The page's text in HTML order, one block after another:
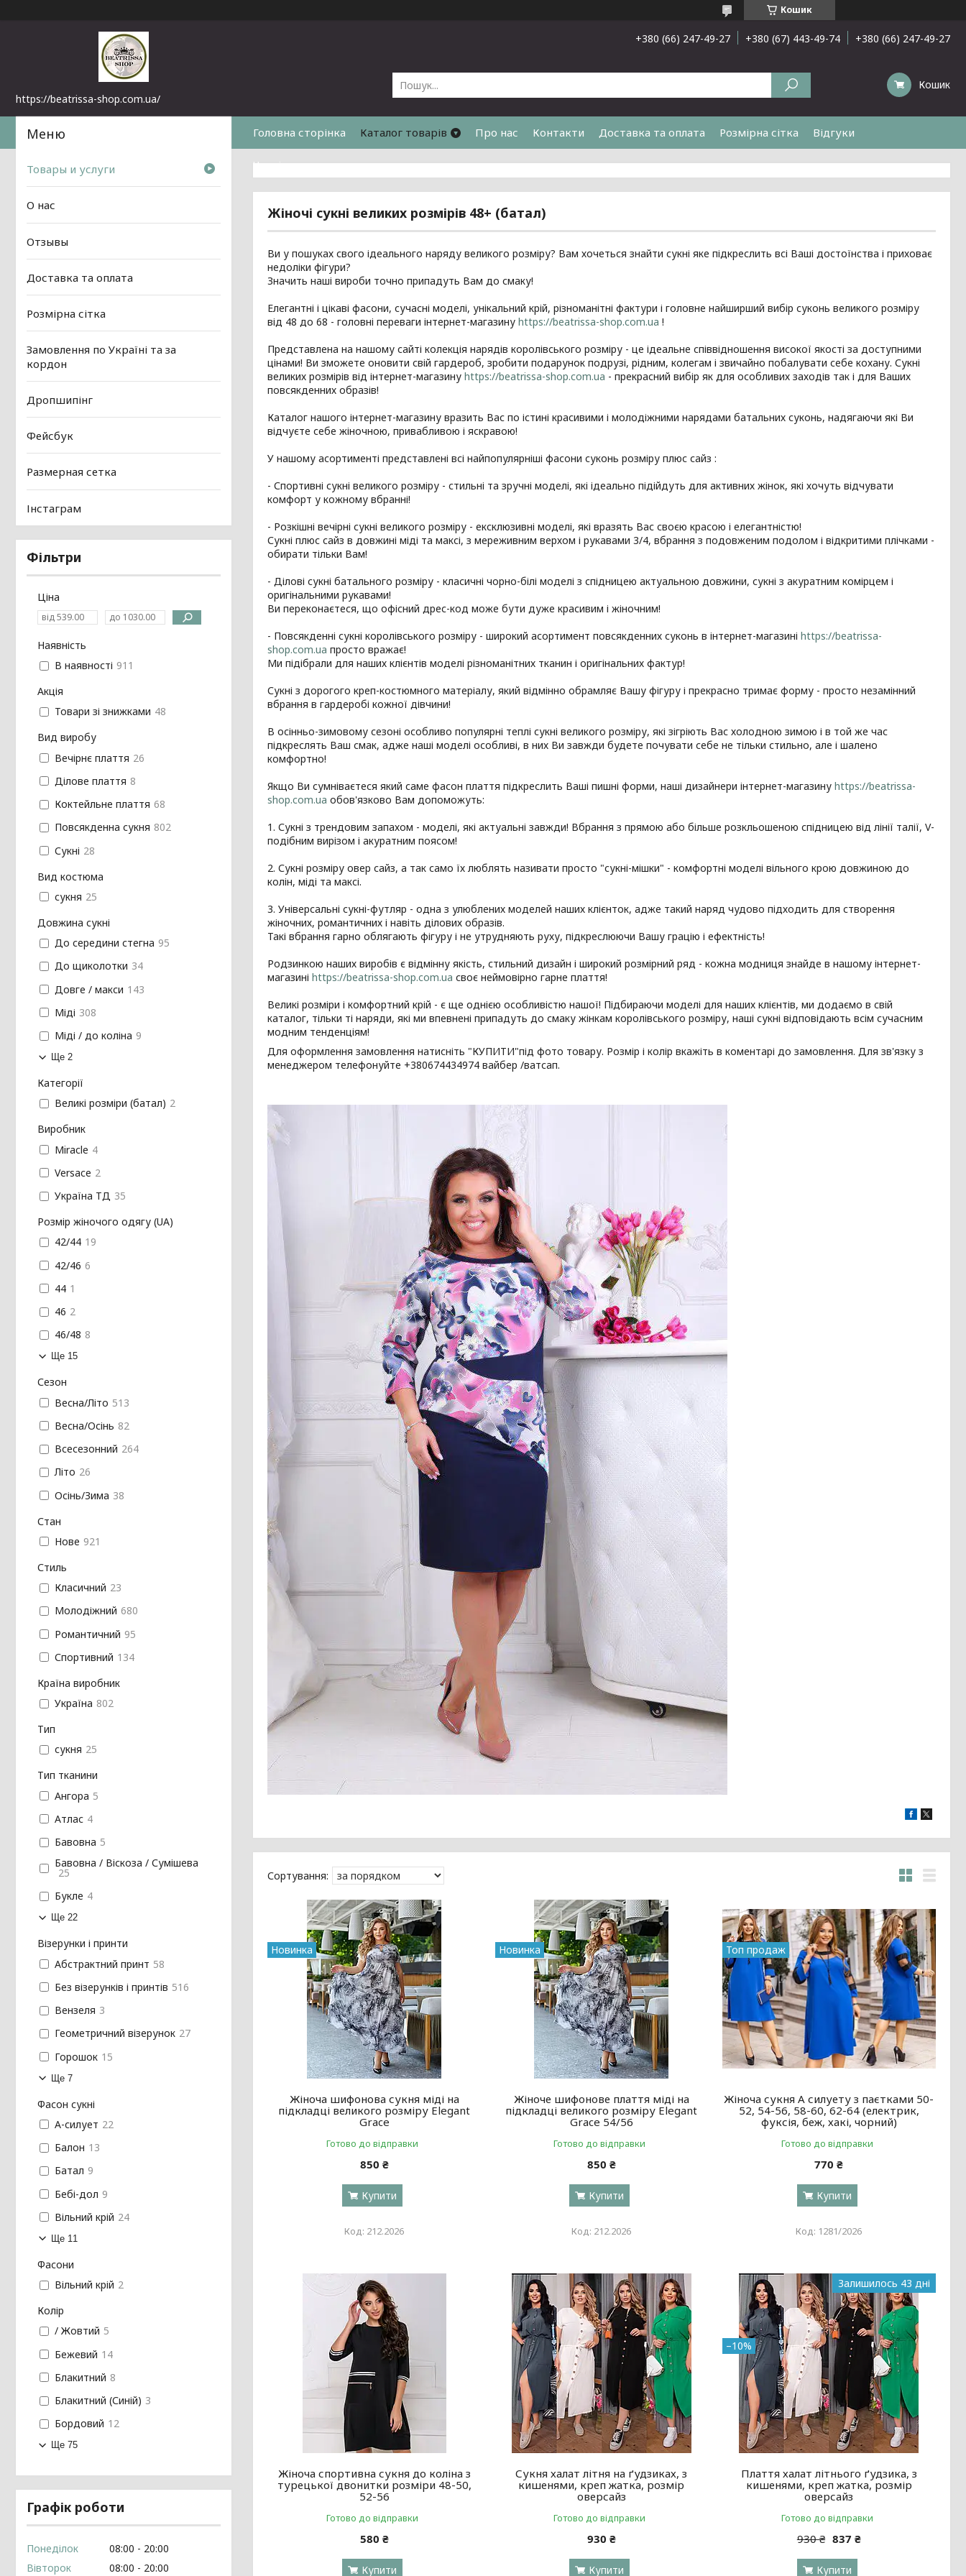
Кошик
https://beatrissa-shop.com.ua/
+380 (66) 247-49-27 +380 (67) 443-49-74 +380 (66) 247-49-27
Кошик
Головна сторінка Каталог товарів Про нас Контакти Доставка та оплата Розмірна сітка Відгуки
Часті питання
Жіночі сукні великих розмірів 48+ (батал)
Ви у пошуках свого ідеального наряду великого розміру? Вам хочеться знайти сукні яке підкреслить всі Ваші достоїнства і приховає
недоліки фігури?
Значить наші вироби точно припадуть Вам до смаку!
Елегантні і цікаві фасони, сучасні моделі, унікальний крій, різноманітні фактури і головне найширший вибір суконь великого розміру
від 48 до 68 - головні переваги інтернет-магазину https://beatrissa-shop.com.ua !
Представлена на нашому сайті колекція нарядів королівського розміру - це ідеальне співвідношення високої якості за доступними
цінами! Ви зможете оновити свій гардероб, зробити подарунок подрузі, рідним, колегам і звичайно побалувати себе кохану. Сукні
великих розмірів від інтернет-магазину https://beatrissa-shop.com.ua - прекрасний вибір як для особливих заходів так і для Ваших
повсякденних образів!
Каталог нашого інтернет-магазину вразить Вас по істині красивими і молодіжними нарядами батальних суконь, надягаючи які Ви
відчуєте себе жіночною, привабливою і яскравою!
У нашому асортименті представлені всі найпопулярніші фасони суконь розміру плюс сайз :
- Спортивні сукні великого розміру - стильні та зручні моделі, які ідеально підійдуть для активних жінок, які хочуть відчувати
комфорт у кожному вбранні!
- Розкішні вечірні сукні великого розміру - ексклюзивні моделі, які вразять Вас своєю красою і елегантністю!
Сукні плюс сайз в довжині міді та максі, з мереживним верхом і рукавами 3/4, вбрання з подовженим подолом і відкритими плічками -
обирати тільки Вам!
- Ділові сукні батального розміру - класичні чорно-білі моделі з спідницею актуальною довжини, сукні з акуратним комірцем і
оригінальними рукавами!
Ви переконаєтеся, що офісний дрес-код може бути дуже красивим і жіночним!
- Повсякденні сукні королівського розміру - широкий асортимент повсякденних суконь в інтернет-магазині https://beatrissa-
shop.com.ua просто вражає!
Ми підібрали для наших клієнтів моделі різноманітних тканин і оригінальних фактур!
Сукні з дорогого креп-костюмного матеріалу, який відмінно обрамляє Вашу фігуру і прекрасно тримає форму - просто незамінний
вбрання в гардеробі кожної дівчини!
В осінньо-зимовому сезоні особливо популярні теплі сукні великого розміру, які зігріють Вас холодною зимою і в той же час
підкреслять Ваш смак, адже наші моделі особливі, в них Ви завжди будете почувати себе не тільки стильно, але і шалено
комфортно!
Якщо Ви сумніваєтеся який саме фасон плаття підкреслить Ваші пишні форми, наші дизайнери інтернет-магазину https://beatrissa-
shop.com.ua обов'язково Вам допоможуть:
1. Сукні з трендовим запахом - моделі, які актуальні завжди! Вбрання з прямою або більше розкльошеною спідницею від лінії талії, V-
подібним вирізом і акуратним поясом!
2. Сукні розміру овер сайз, а так само їх люблять називати просто "сукні-мішки" - комфортні моделі вільного крою довжиною до
колін, міді та максі.
3. Універсальні сукні-футляр - одна з улюблених моделей наших клієнток, адже такий наряд чудово підходить для створення
жіночних, романтичних і навіть ділових образів.
Такі вбрання гарно облягають фігуру і не утрудняють руху, підкреслюючи Вашу грацію і ефектність!
Родзинкою наших виробів є відмінну якість, стильний дизайн і широкий розмірний ряд - кожна модниця знайде в нашому інтернет-
магазині https://beatrissa-shop.com.ua своє неймовірно гарне плаття!
Великі розміри і комфортний крій - є ще однією особливістю нашої! Підбираючи моделі для наших клієнтів, ми додаємо в свій
каталог, тільки ті наряди, які ми впевнені припадуть до смаку жінкам королівського розміру, наші сукні відповідають всім сучасним
модним тенденціям!
Для оформлення замовлення натисніть "КУПИТИ"під фото товару. Розмір і колір вкажіть в коментарі до замовлення. Для зв'язку з
менеджером телефонуйте +380674434974 вайбер /ватсап.
Новинка
Жіноча шифонова сукня міді на
підкладці великого розміру Elegant
Grace
Готово до відправки
850 ₴
Купити
212.2026
Новинка
Жіноче шифонове плаття міді на
підкладці великого розміру Elegant
Grace 54/56
Готово до відправки
850 ₴
Купити
212.2026
Топ продаж
Жіноча сукня А силуету з паєтками 50-
52, 54-56, 58-60, 62-64 (електрик,
фуксія, беж, хакі, чорний)
Готово до відправки
770 ₴
Купити
1281/2026
Жіноча спортивна сукня до коліна з
турецької двонитки розміри 48-50,
52-56
Готово до відправки
580 ₴
Купити
Сукня халат літня на ґудзиках, з
кишенями, креп жатка, розмір
оверсайз
Готово до відправки
930 ₴
Купити
–10%
Залишилось 43 дні
Плаття халат літнього ґудзика, з
кишенями, креп жатка, розмір
оверсайз
Готово до відправки
930 ₴ 837 ₴
Купити
Товары и услуги
О нас
Отзывы
Доставка та оплата
Розмірна сітка
Замовлення по Україні та за
кордон
Дропшипінг
Фейсбук
Размерная сетка
Інстаграм
Фільтри
Ціна
Наявність
В наявності 911
Акція
Товари зі знижками 48
Вид виробу
Вечірнє плаття 26
Ділове плаття 8
Коктейльне плаття 68
Повсякденна сукня 802
Сукні 28
Вид костюма
сукня 25
Довжина сукні
До середини стегна 95
До щиколотки 34
Довге / макси 143
Міді 308
Міді / до коліна 9
Ще 2
Категорії
Великі розміри (батал) 2
Виробник
Miracle 4
Versace 2
Україна ТД 35
Розмір жіночого одягу (UA)
42/44 19
42/46 6
44 1
46 2
46/48 8
Ще 15
Сезон
Весна/Літо 513
Весна/Осінь 82
Всесезонний 264
Літо 26
Осінь/Зима 38
Стан
Нове 921
Стиль
Класичний 23
Молодіжний 680
Романтичний 95
Спортивний 134
Країна виробник
Україна 802
Тип
сукня 25
Тип тканини
Ангора 5
Атлас 4
Бавовна 5
Бавовна / Віскоза / Сумішева
25
Букле 4
Ще 22
Візерунки і принти
Абстрактний принт 58
Без візерунків і принтів 516
Вензеля 3
Геометричний візерунок 27
Горошок 15
Ще 7
Фасон сукні
А-силует 22
Балон 13
Батал 9
Бебі-дол 9
Вільний крій 24
Ще 11
Фасони
Вільний крій 2
Колір
/ Жовтий 5
Бежевий 14
Блакитний 8
Блакитний (Синій) 3
Бордовий 12
Ще 75
Графік роботи
Понеділок 08:00
20:00
Вівторок
08:00 20:00